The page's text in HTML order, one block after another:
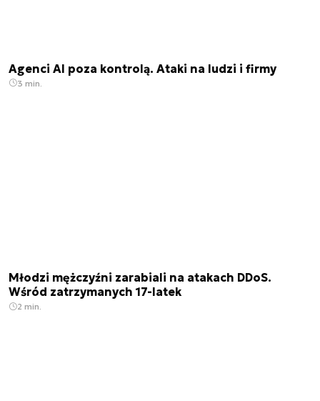
Agenci AI poza kontrolą. Ataki na ludzi i firmy
3 min.
Młodzi mężczyźni zarabiali na atakach DDoS.
Wśród zatrzymanych 17-latek
2 min.